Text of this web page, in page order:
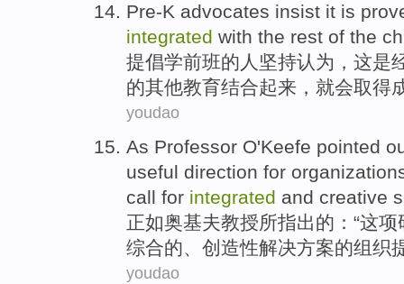
Pre-K advocates insist it is
integrated with the rest of the
提倡学前班的 人 坚持认为 ， 这是
的其他教育结合起来 ， 就会取得
youdao
As Professor O'Keefe pointed
useful direction for
call for integrated and creative
正如奥基夫教授所指出的：“这项
综合的、创造性解决方案的组织
youdao